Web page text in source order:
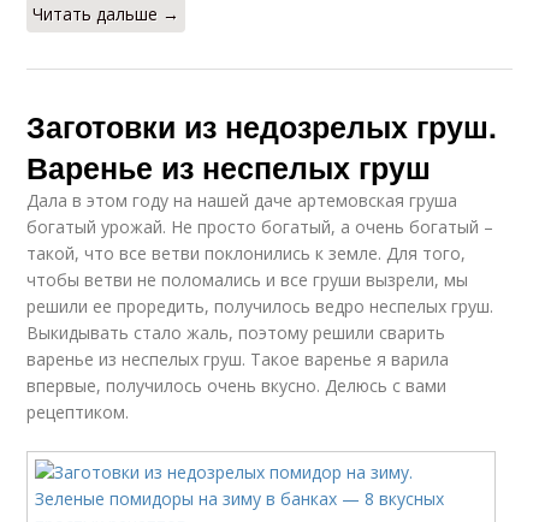
Читать дальше →
Заготовки из недозрелых груш.
Варенье из неспелых груш
Дала в этом году на нашей даче артемовская груша
богатый урожай. Не просто богатый, а очень богатый –
такой, что все ветви поклонились к земле. Для того,
чтобы ветви не поломались и все груши вызрели, мы
решили ее проредить, получилось ведро неспелых груш.
Выкидывать стало жаль, поэтому решили сварить
варенье из неспелых груш. Такое варенье я варила
впервые, получилось очень вкусно. Делюсь с вами
рецептиком.